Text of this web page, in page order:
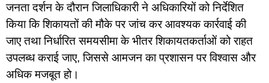
जनता दर्शन के दौरान जिलाधिकारी ने अधिकारियों को निर्देशित
किया कि शिकायतों की मौके पर जांच कर आवश्यक कार्रवाई की
जाए तथा निर्धारित समयसीमा के भीतर शिकायतकर्ताओं को राहत
उपलब्ध कराई जाए, जिससे आमजन का प्रशासन पर विश्वास और
अधिक मजबूत हो।